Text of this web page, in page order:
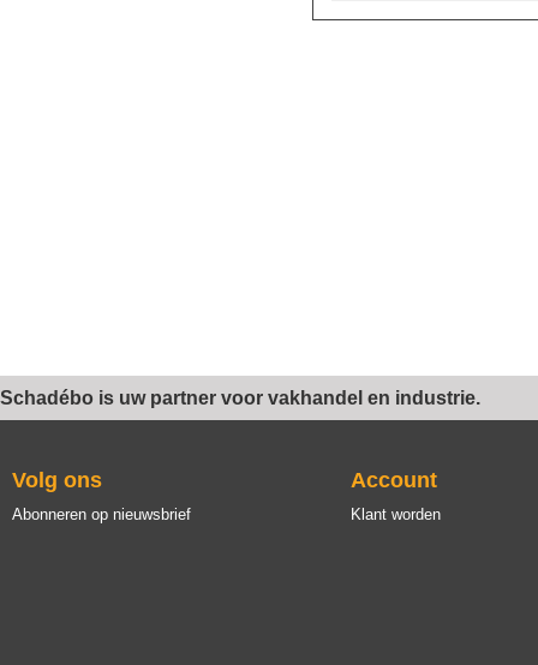
Schadébo is uw partner voor vakhandel en industrie.
Volg ons
Abonneren op nieuwsbrief
Account
Klant worden